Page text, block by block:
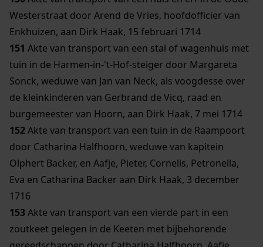
Westerstraat door Arend de Vries, hoofdofficier van
Enkhuizen, aan Dirk Haak, 15 februari 1714
151 Akte van transport van een stal of wagenhuis met
tuin in de Harmen-in-'t-Hof-steiger door Margareta
Sonck, weduwe van Jan van Neck, als voogdesse over
de kleinkinderen van Gerbrand de Vicq, raad en
burgemeester van Hoorn, aan Dirk Haak, 7 mei 1714
152Akte van transport van een tuin in de Raampoort
door Catharina Halfhoorn, weduwe van kapitein
Olphert Backer, en Aafje, Pieter, Cornelis, Petronella,
Eva en Catharina Backer aan Dirk Haak, 3 december
1716
153Akte van transport van een vierde part in een
zoutkeet gelegen in de Keeten met bijbehorende